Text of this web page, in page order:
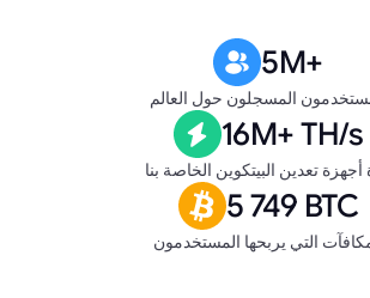
5M+
المسجلون حول العالم
16M+ TH/s
أجهزة تعدين البيتكوين الخاصة بنا
5 749 BTC
التي يربحها المستخدمون